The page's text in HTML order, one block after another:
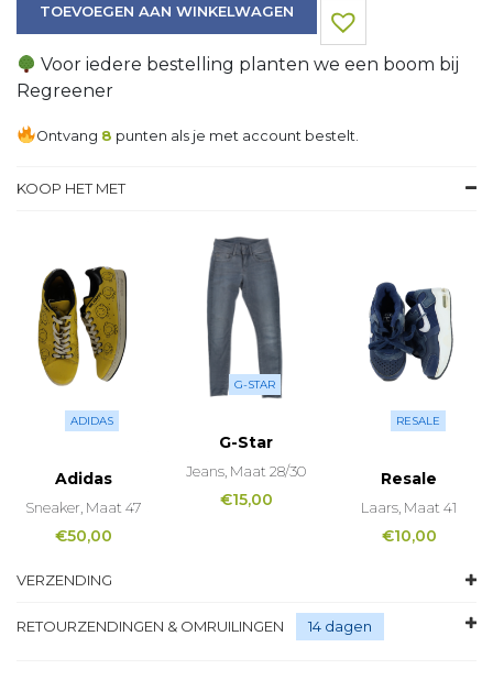
TOEVOEGEN AAN WINKELWAGEN
Voor iedere bestelling planten we een boom bij
Regreener
Ontvang 8 punten als je met account bestelt.
KOOP HET MET
ADIDAS
Adidas
Sneaker, Maat 47
€50,00
G-STAR
G-Star
Jeans, Maat 28/30
€15,00
RESALE
Resale
Laars, Maat 41
€10,00
VERZENDING
RETOURZENDINGEN & OMRUILINGEN 14 dagen